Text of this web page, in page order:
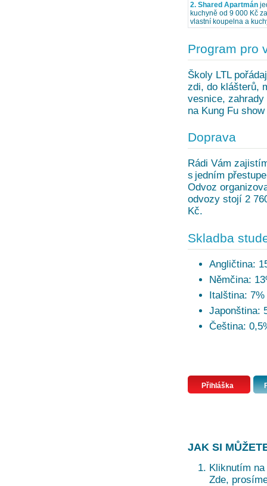
2. Shared Apartmán
kuchyně od 9 000 Kč
vlastní koupelna a
Program pro
Školy LTL
zdi, do klášterů,
vesnice,
na Kung Fu
Doprava
Rádi Vám
s jedním
Odvoz
odvozy stojí 2
Kč.
Skladba
Angličtina:
Němčina:
Italština: 7%
Japonština:
Čeština:
Přihláška
JAK SI
Kliknutím
Zde,